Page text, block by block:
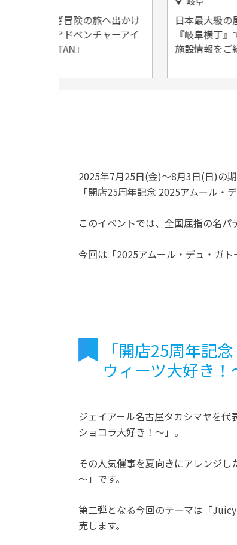
日本最大級の屋内グルメ横丁
『岐阜横丁』で最高の夜を！
施設情報をご紹介
2025年7月25日(金)～8月3日(日)の
「開店25周年記念 2025アムール・
このイベントでは、全国屈指の名パ
今回は「2025アムール・デュ・ガト
「開店25周年記
ウィーツ大好き！
ジェイアール名古屋タカシマヤを
ショコラ大好き！～」。
その人気催事を夏向きにアレンジし
～」です。
第二弾となる今回のテーマは「
売します。